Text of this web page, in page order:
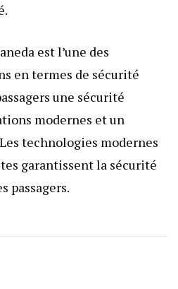
est l’une des
en termes de sécurité
une sécurité
modernes et un
technologies modernes
garantissent la sécurité
passagers.